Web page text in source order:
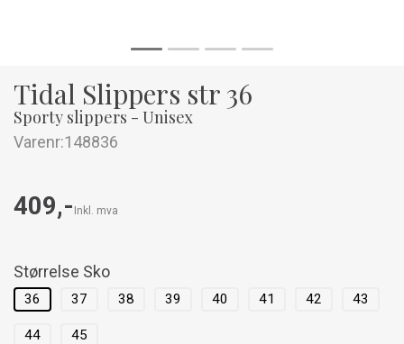
Tidal Slippers str 36
Sporty slippers - Unisex
Varenr:148836
409,- Inkl. mva
Størrelse Sko
36 37 38 39 40 41 42 43
44 45